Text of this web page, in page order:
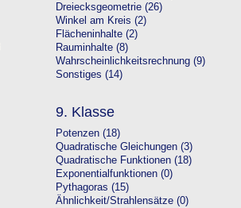
Dreiecksgeometrie (26)
Winkel am Kreis (2)
Flächeninhalte (2)
Rauminhalte (8)
Wahrscheinlichkeitsrechnung (9)
Sonstiges (14)
9. Klasse
Potenzen (18)
Quadratische Gleichungen (3)
Quadratische Funktionen (18)
Exponentialfunktionen (0)
Pythagoras (15)
Ähnlichkeit/Strahlensätze (0)